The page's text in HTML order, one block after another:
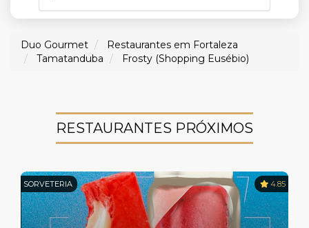
Duo Gourmet
Restaurantes em Fortaleza
Tamatanduba
Frosty (Shopping Eusébio)
RESTAURANTES PRÓXIMOS
SORVETERIA 4.85